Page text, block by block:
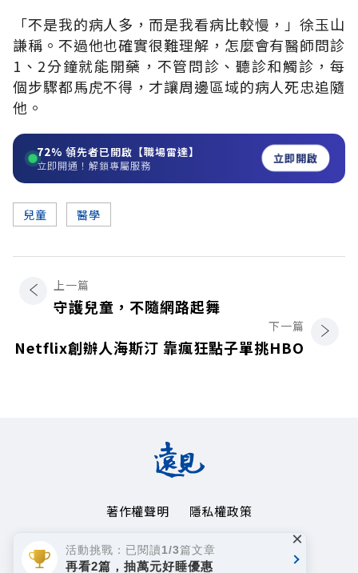
「不是我的病人多，而是我看病比較慢，」徐玉山
謙稱。不過他也確實很難理解，怎麼會有醫師問診
1、2分鐘就能開藥，不管問診、聽診和觸診，每
個步驟都馬虎不得，才讓周邊區域的病人死忠追隨
他。
72% 領先者已開啟【職場雷達】
立即開通！解鎖專屬服務 立即開啟
兒童 醫學
上一篇
守護兒童，不隨網路起舞
下一篇
Netflix創辦人海斯汀 靠瘋狂點子單挑HBO
著作權聲明
隱私權政策
Copyright© 1999~2026
遠見天下文化事業群. All rights reserved.
活動挑戰：已閱讀1/3篇文章
再看2篇，抽萬元好睡優惠
×